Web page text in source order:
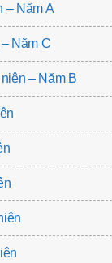
– Năm A
Năm C
– Năm B